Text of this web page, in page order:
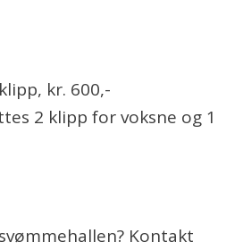
kr. 600,-
2 klipp for voksne og 1
Kontakt